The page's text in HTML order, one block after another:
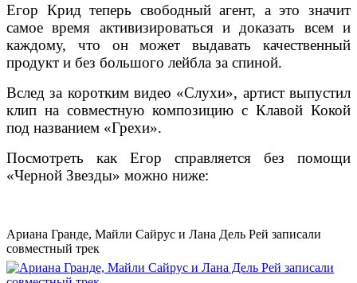
Егор Крид теперь свободный агент, а это значит
самое время активизироваться и доказать всем и
каждому, что он может выдавать качественный
продукт и без большого лейбла за спиной.
Вслед за коротким видео «Слухи», артист выпустил
клип на совместную композицию с Клавой Кокой
под названием «Грехи».
Посмотреть как Егор справляется без помощи
«Черной Звезды» можно ниже:
Ариана Гранде, Майли Сайрус и Лана Дель Рей записали
совместный трек